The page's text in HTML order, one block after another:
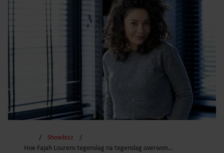
Showbizz
Hoe Fajah Lourens tegenslag na tegenslag overwon…